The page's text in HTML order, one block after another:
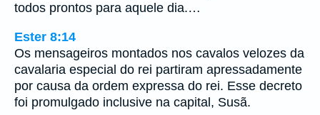
todos prontos para aquele dia.…
Ester 8:14
Os mensageiros montados nos cavalos velozes da
cavalaria especial do rei partiram apressadamente
por causa da ordem expressa do rei. Esse decreto
foi promulgado inclusive na capital, Susã.